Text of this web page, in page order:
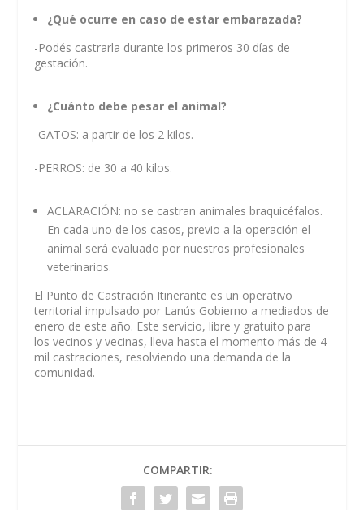
¿Qué ocurre en caso de estar embarazada?
-Podés castrarla durante los primeros 30 días de
gestación.
¿Cuánto debe pesar el animal?
-GATOS: a partir de los 2 kilos.
-PERROS: de 30 a 40 kilos.
ACLARACIÓN: no se castran animales braquicéfalos.
En cada uno de los casos, previo a la operación el
animal será evaluado por nuestros profesionales
veterinarios.
El Punto de Castración Itinerante es un operativo
territorial impulsado por Lanús Gobierno a mediados de
enero de este año. Este servicio, libre y gratuito para
los vecinos y vecinas, lleva hasta el momento más de 4
mil castraciones, resolviendo una demanda de la
comunidad.
COMPARTIR: